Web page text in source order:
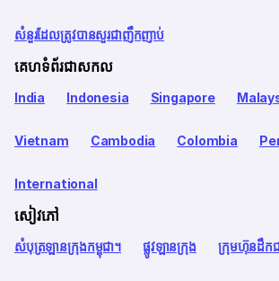
សំនួរដែលត្រូវបានសួរជាញឹកញាប់
គេហទំព័រជាសកល
India Indonesia Singapore
Vietnam Cambodia Colombia
International
សៀវភៅ
សំបុត្រឡានក្រុងកម្ពុជា។ ផ្លូវឡានក្រុង ក្រុមហ៊ុនដឹកជ